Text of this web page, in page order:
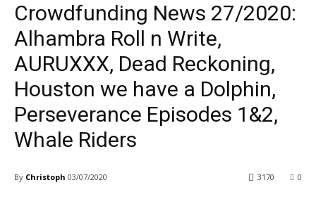
Crowdfunding News 27/2020:
Alhambra Roll n Write,
AURUXXX, Dead Reckoning,
Houston we have a Dolphin,
Perseverance Episodes 1&2,
Whale Riders
By Christoph 03/07/2020 0
3170